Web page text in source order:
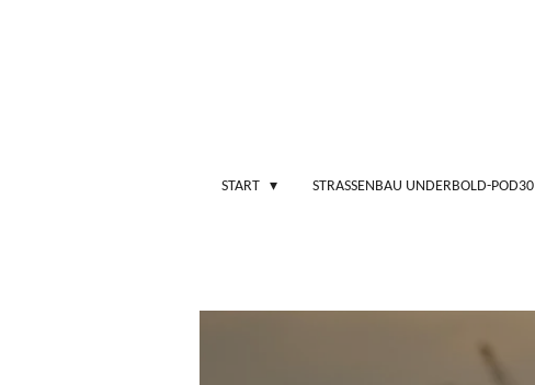
START STRASSENBAU UNDERBOLD-POD30